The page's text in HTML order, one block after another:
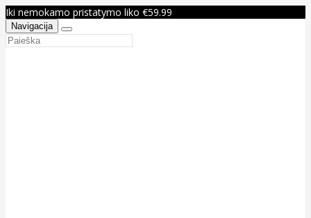
Iki nemokamo pristatymo liko €59.99
Navigacija